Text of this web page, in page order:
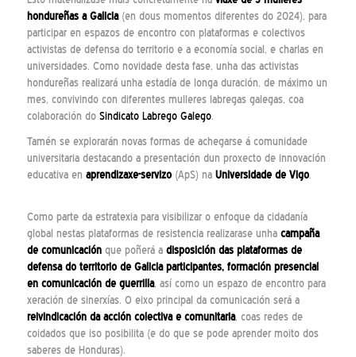
hondureñas a Galicia(en dous momentos diferentes do 2024), para
participar en espazos de encontro con plataformas e colectivos
activistas de defensa do territorio e a economía social, e charlas en
universidades. Como novidade desta fase, unha das activistas
hondureñas realizará unha estadía de longa duración, de máximo un
mes, convivindo con diferentes mulleres labregas galegas, coa
colaboración do Sindicato Labrego Galego.
Tamén se explorarán novas formas de achegarse á comunidade
universitaria destacando a presentación dun proxecto de innovación
educativa en aprendizaxe-servizo (ApS) na Universidade de Vigo.
Como parte da estratexia para visibilizar o enfoque da cidadanía
global nestas plataformas de resistencia realizarase unha campaña
de comunicaciónque poñerá a disposición das plataformas de
defensa do territorio de Galicia participantes, formación presencial
en comunicación de guerrilla, así como un espazo de encontro para
xeración de sinerxías. O eixo principal da comunicación será a
reivindicación da acción colectiva e comunitaria, coas redes de
coidados que iso posibilita (e do que se pode aprender moito dos
saberes de Honduras).